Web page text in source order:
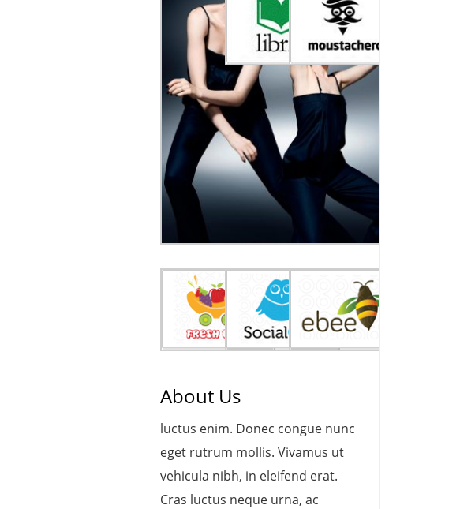
About Us
luctus enim. Donec congue nunc
eget rutrum mollis. Vivamus ut
vehicula nibh, in eleifend erat.
Cras luctus neque urna, ac